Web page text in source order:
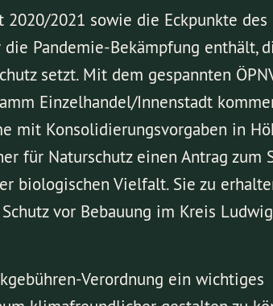
2021 sowie die Eckpunkte des
Pandemie-Bekämpfung enthält,
setzt. Mit dem gespannten
Einzelhandel/Innenstadt
mit Konsolidierungsvorgaben in
für Naturschutz einen Antrag zum
biologischen Vielfalt. Sie zu
vor Bebauung im Kreis
Verordnung ein wichtiges